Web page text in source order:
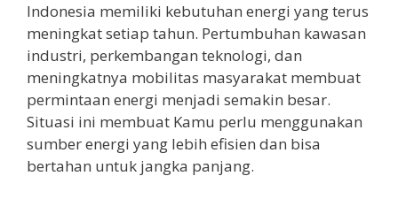
Indonesia memiliki kebutuhan energi yang terus
meningkat setiap tahun. Pertumbuhan kawasan
industri, perkembangan teknologi, dan
meningkatnya mobilitas masyarakat membuat
permintaan energi menjadi semakin besar.
Situasi ini membuat Kamu perlu menggunakan
sumber energi yang lebih efisien dan bisa
bertahan untuk jangka panjang.